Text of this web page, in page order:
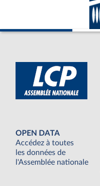
OPEN DATA
Accédez à toutes
les données de
l'Assemblée nationale